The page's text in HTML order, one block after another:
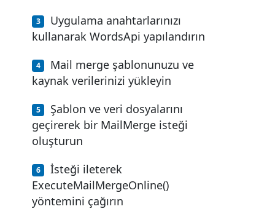
Uygulama anahtarlarınızı
kullanarak WordsApi yapılandırın
Mail merge şablonunuzu ve
kaynak verilerinizi yükleyin
Şablon ve veri dosyalarını
geçirerek bir MailMerge isteği
oluşturun
İsteği ileterek
ExecuteMailMergeOnline()
yöntemini çağırın